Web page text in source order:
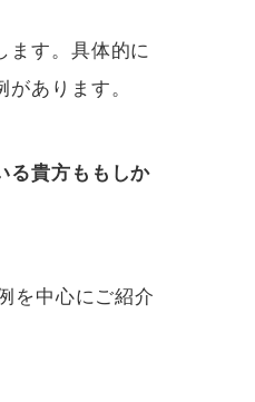
ます。具体的に
あります。
る貴方ももしか
を中心にご紹介